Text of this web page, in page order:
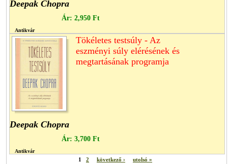
Deepak Chopra
Ár: 2,950 Ft
Antikvár
Tökéletes testsúly - Az
eszményi súly elérésének és
megtartásának programja
Deepak Chopra
Ár: 3,700 Ft
Antikvár
1 2 következő › utolsó »